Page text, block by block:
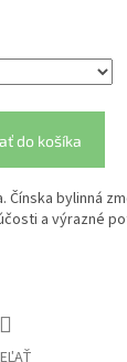
do košíka
Čínska bylinná
a výrazné